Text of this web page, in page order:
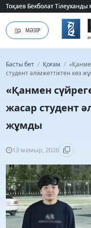
Тоқаев Бекболат
Тоқаев Бекболат
МӘЗІР
Басты бет / Қоғам /
студент әлімжеттіктен көз
«Қанмен
жасар студент
жұмды
13 мамыр, 2026